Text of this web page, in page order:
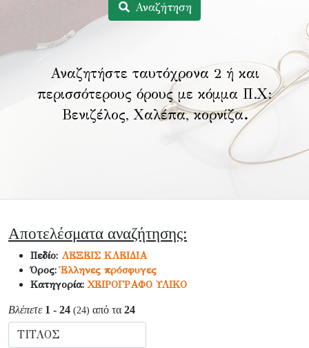
Αναζήτηση
Αναζητήστε ταυτόχρονα 2 ή και
περισσότερους όρους με κόμμα Π.Χ:
Βενιζέλος, Χαλέπα, κορνίζα.
Αποτελέσματα αναζήτησης:
Πεδίο: ΛΕΞΕΙΣ ΚΛΕΙΔΙΑ
Όρος:Έλληνες πρόσφυγες
Κατηγορία:ΧΕΙΡΟΓΡΑΦΟ ΥΛΙΚΟ
Βλέπετε 1 - 24 (24) από τα 24